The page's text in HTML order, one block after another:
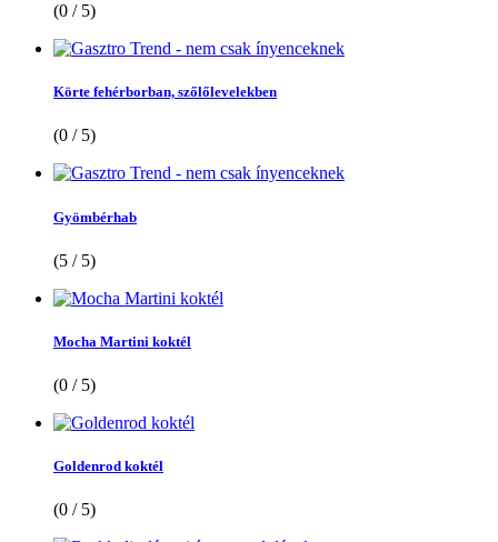
(0 / 5)
Körte fehérborban, szőlőlevelekben
(0 / 5)
Gyömbérhab
(5 / 5)
Mocha Martini koktél
(0 / 5)
Goldenrod koktél
(0 / 5)